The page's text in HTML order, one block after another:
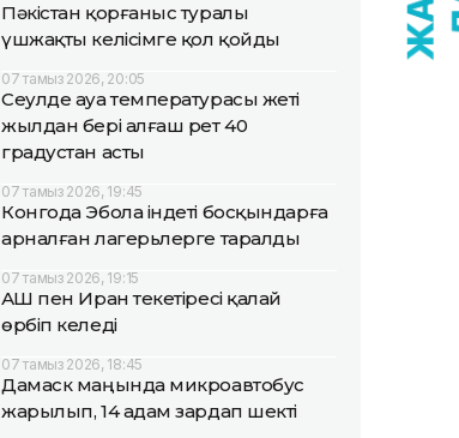
Пәкістан қорғаныс туралы
үшжақты келісімге қол қойды
07 тамыз 2026, 20:05
Сеулде ауа температурасы жеті
жылдан бері алғаш рет 40
градустан асты
07 тамыз 2026, 19:45
Конгода Эбола індеті босқындарға
арналған лагерьлерге таралды
07 тамыз 2026, 19:15
АҚШ пен Иран текетіресі қалай
өрбіп келеді
07 тамыз 2026, 18:45
Дамаск маңында микроавтобус
жарылып, 14 адам зардап шекті